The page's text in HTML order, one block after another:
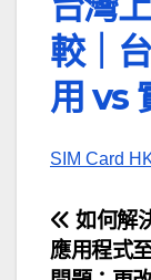
較｜
用 vs
SIM Card
文如何解
應用程式